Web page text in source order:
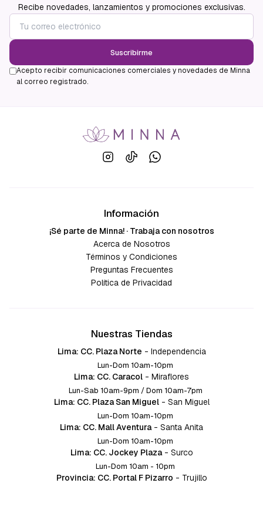
Recibe novedades, lanzamientos y promociones exclusivas.
Suscribirme
Acepto recibir comunicaciones comerciales y novedades de Minna
al correo registrado.
Información
¡Sé parte de Minna! · Trabaja con nosotros
Acerca de Nosotros
Términos y Condiciones
Preguntas Frecuentes
Política de Privacidad
Nuestras Tiendas
Lima: CC. Plaza Norte - Independencia
Lun-Dom 10am-10pm
Lima: CC. Caracol - Miraflores
Lun-Sab 10am-9pm / Dom 10am-7pm
Lima: CC. Plaza San Miguel - San Miguel
Lun-Dom 10am-10pm
Lima: CC. Mall Aventura - Santa Anita
Lun-Dom 10am-10pm
Lima: CC. Jockey Plaza - Surco
Lun-Dom 10am - 10pm
Provincia: CC. Portal F Pizarro - Trujillo